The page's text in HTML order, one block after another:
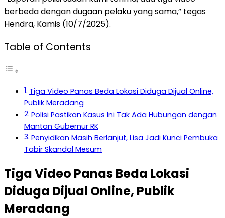
berbeda dengan dugaan pelaku yang sama,” tegas
Hendra, Kamis (10/7/2025).
Table of Contents
Tiga Video Panas Beda Lokasi Diduga Dijual Online,
Publik Meradang
Polisi Pastikan Kasus Ini Tak Ada Hubungan dengan
Mantan Gubernur RK
Penyidikan Masih Berlanjut, Lisa Jadi Kunci Pembuka
Tabir Skandal Mesum
Tiga Video Panas Beda Lokasi
Diduga Dijual Online, Publik
Meradang